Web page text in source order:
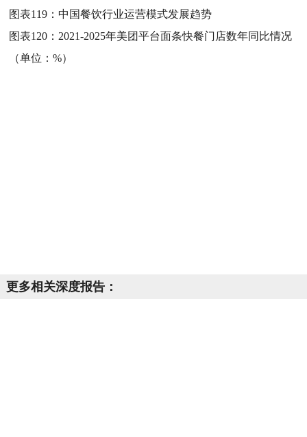
图表119：中国餐饮行业运营模式发展趋势
图表120： 2021-2025年美团平台面条快餐门店数年同比情况
（单位：%）
更多相关深度报告：